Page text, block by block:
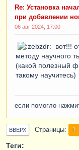
Re: Установка
при добавлении
06 авг 2024, 17:00
вот!!!
методу научного
(какой полезный
такому научитесь)
если помогло
ВВЕРХ Страницы 1
Теги: